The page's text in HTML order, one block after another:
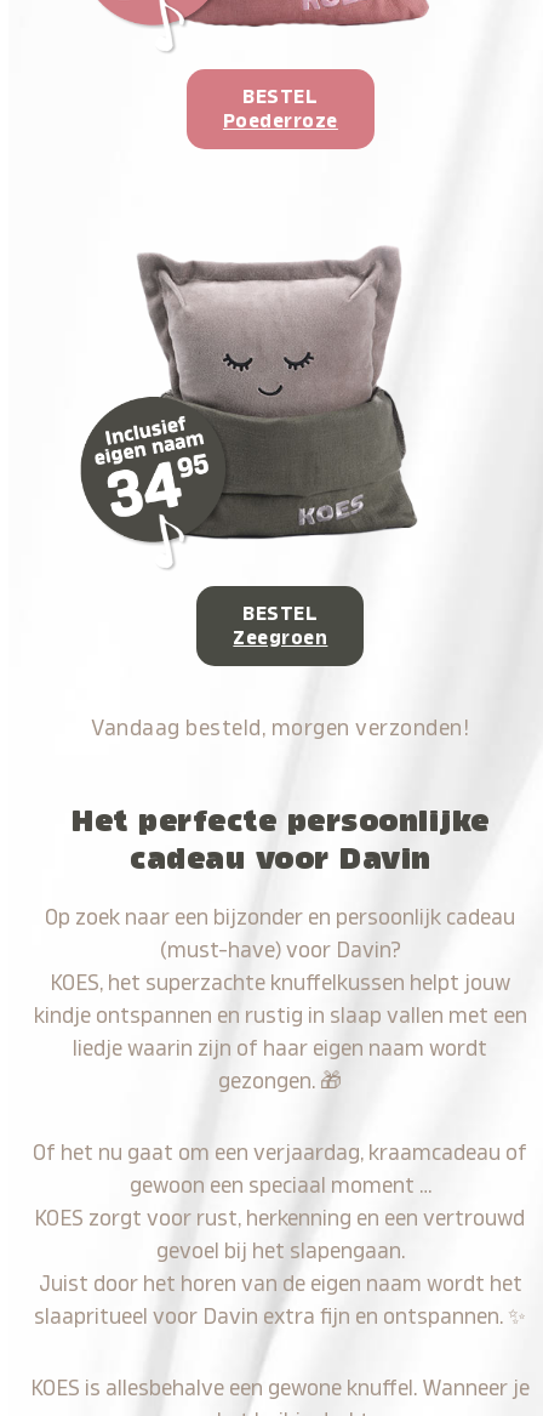
BESTEL
Poederroze
BESTEL
Zeegroen
Vandaag besteld, morgen verzonden!
Het perfecte persoonlijke
cadeau voor Davin
Op zoek naar een bijzonder en persoonlijk cadeau
(must-have) voor Davin?
KOES, het superzachte knuffelkussen helpt jouw
kindje ontspannen en rustig in slaap vallen met een
liedje waarin zijn of haar eigen naam wordt
gezongen. 🎁
Of het nu gaat om een verjaardag, kraamcadeau of
gewoon een speciaal moment …
KOES zorgt voor rust, herkenning en een vertrouwd
gevoel bij het slapengaan.
Juist door het horen van de eigen naam wordt het
slaapritueel voor Davin extra fijn en ontspannen. ✨
KOES is allesbehalve een gewone knuffel. Wanneer je